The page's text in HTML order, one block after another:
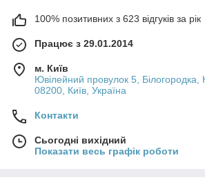
100% позитивних з 623 відгуків за рік
Працює з 29.01.2014
м. Київ
Ювілейний провулок 5, Білогородка,
08200, Київ, Україна
Контакти
Сьогодні вихідний
Показати весь графік роботи